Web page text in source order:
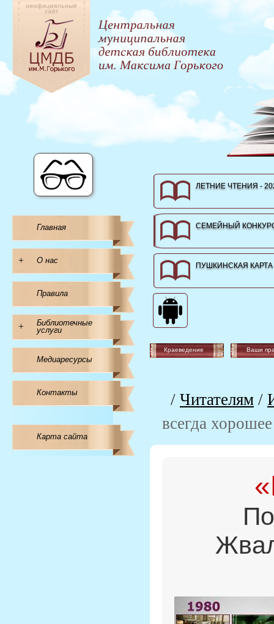
Главная
+ О нас
Правила
+
Библиотечные
услуги
Медиаресурсы
Контакты
Карта сайта
ЛЕТНИЕ ЧТЕНИЯ -
СЕМЕЙНЫЙ
ПУШКИНСКАЯ КАРТА
Краеведение Ваши
/ Читателям /
всегда хорошее